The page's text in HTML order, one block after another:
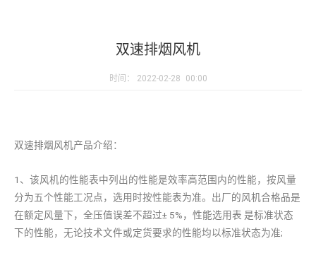
双速排烟风机
时间： 2022-02-28 00:00
双速排烟风机产品介绍：
1、该风机的性能表中列出的性能是效率高范围内的性能，按风量
分为五个性能工况点，选用时按性能表为准。出厂的风机合格品是
在额定风量下，全压值误差不超过± 5%，性能选用表 是标准状态
下的性能，无论技术文件或定货要求的性能均以标准状态为准;